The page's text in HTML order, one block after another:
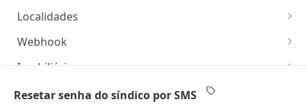
Cadastra uma pessoa.
Exibe uma pessoa.
Atualiza parcialmente uma pessoa.
Listar profissões do CV CRM
Cadastrar uma profissão no CV CRM
Localidades
Retorna os estados
Retorna as cidades
Webhook
Adicionar webhook
Retornar Webhooks
Imobiliária
Cadastra imobiliária.
Empresas
Resetar senha do síndico por SMS